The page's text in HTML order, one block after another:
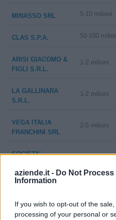
aziende.it - Do Not Process
Information
If you wish to opt-out of the
processing of your personal or
MINASSO SRL 5-10 milioni
CLAS S.P.A. 50-100
ARISI GIACOMO &
FIGLI S.R.L.
1-2 milioni
LA GALLINARA
S.R.L.
1-2 milioni
VEGA ITALIA
FRANCHINI SRL
2-5 milioni
SOCIETA'
PRODOTTI
ALIMENTARI
10-25 milioni
GALLETTI DI